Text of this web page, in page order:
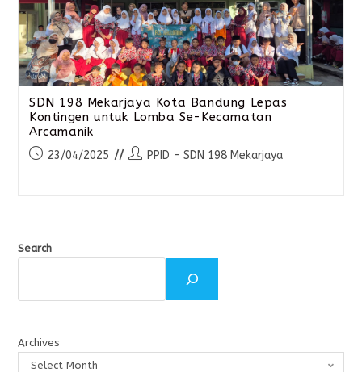
SDN 198 Mekarjaya Kota Bandung Lepas
Kontingen untuk Lomba Se-Kecamatan
Arcamanik
23/04/2025 PPID - SDN 198 Mekarjaya
Search
Archives
Select Month